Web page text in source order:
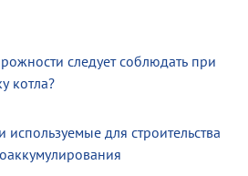
следует соблюдать при
котла?
для строительства